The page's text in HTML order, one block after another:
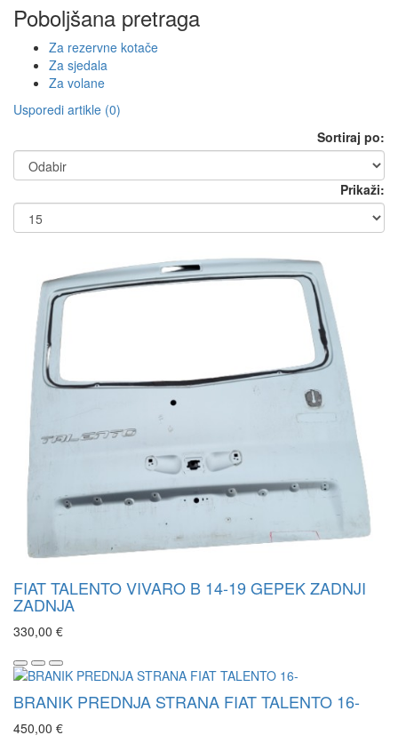
Poboljšana pretraga
Za rezervne kotače
Za sjedala
Za volane
Usporedi artikle (0)
Sortiraj po:
Prikaži:
FIAT TALENTO VIVARO B 14-19 GEPEK ZADNJI
ZADNJA
330,00 €
BRANIK PREDNJA STRANA FIAT TALENTO 16-
450,00 €